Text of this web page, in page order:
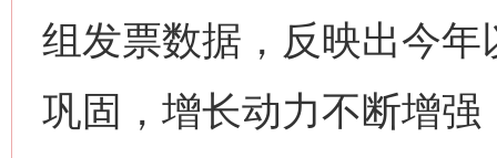
组发票数据，反映出今
巩固，增长动力不断增
习近平的博鳌关键词
魏明亮